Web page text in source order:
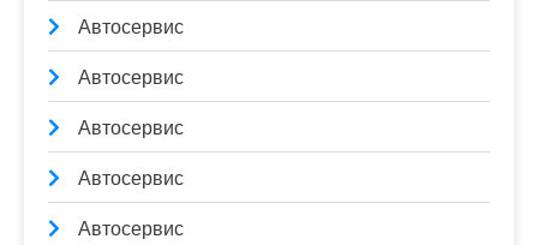
Автосервис
Автосервис
Автосервис
Автосервис
Автосервис